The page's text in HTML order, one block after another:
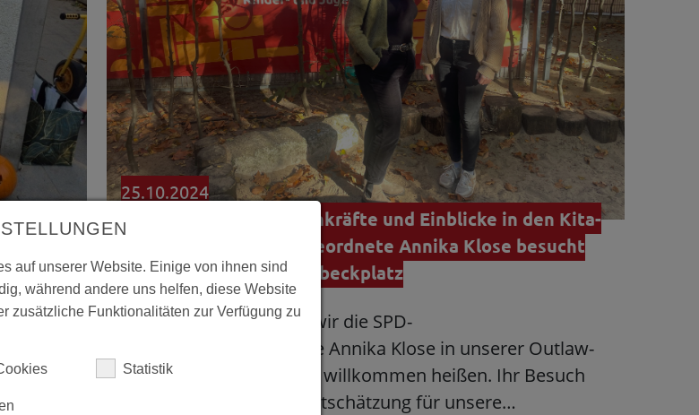
Alt-
Alt-
25.10.2024
Wertschätzung für Fachkräfte und Einblicke in den Kita-
Alltag: Bundestagsabgeordnete Annika Klose besucht
Outlaw-Kita Am Nettelbeckplatz
Am 24.10.2024 durften wir die SPD-
Bundestagsabgeordnete Annika Klose in unserer Outlaw-
Kita Am Nettelbeckplatz willkommen heißen. Ihr Besuch
zielte darauf ab, die Wertschätzung für unsere…
auf unserer Website. Einige von ihnen sind
während andere uns helfen, diese Website
zusätzliche Funktionalitäten zur Verfügung zu
Statistik